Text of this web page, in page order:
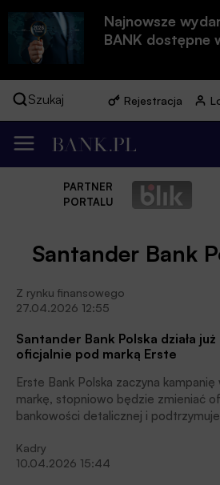
Najnowsze
BANK dostępne
Szukaj Rejestracja
PARTNER
PORTALU
Santander Bank
Z rynku finansowego
27.04.2026 12:55
Santander Bank Polska działa już
oficjalnie pod marką Erste
Erste Bank Polska zaczyna
markę, stopniowo będzie zmieniać
bankowości detalicznej i
250 mln zł – poinformowali w
przedstawiciele banku.
Kadry
10.04.2026 15:44